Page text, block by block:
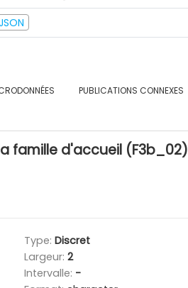
PUBLICATIONS CONNEXES
famille d'accueil (F3b_02)
Type: Discret
Largeur: 2
Intervalle: -